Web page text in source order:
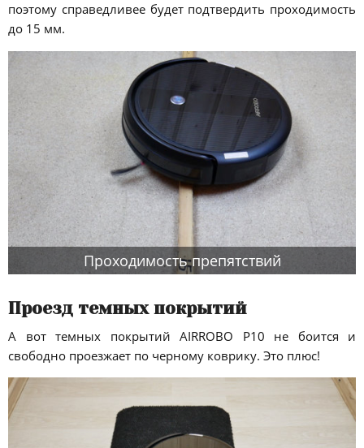
поэтому справедливее будет подтвердить проходимость
до 15 мм.
Проходимость препятствий
Проезд темных покрытий
А вот темных покрытий AIRROBO P10 не боится и
свободно проезжает по черному коврику. Это плюс!